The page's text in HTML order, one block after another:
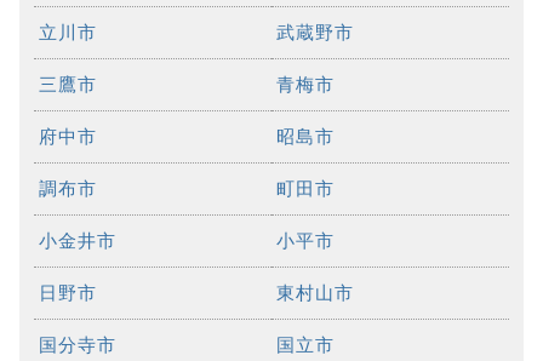
立川市 武蔵野市
三鷹市 青梅市
府中市 昭島市
調布市 町田市
小金井市 小平市
日野市 東村山市
国分寺市 国立市